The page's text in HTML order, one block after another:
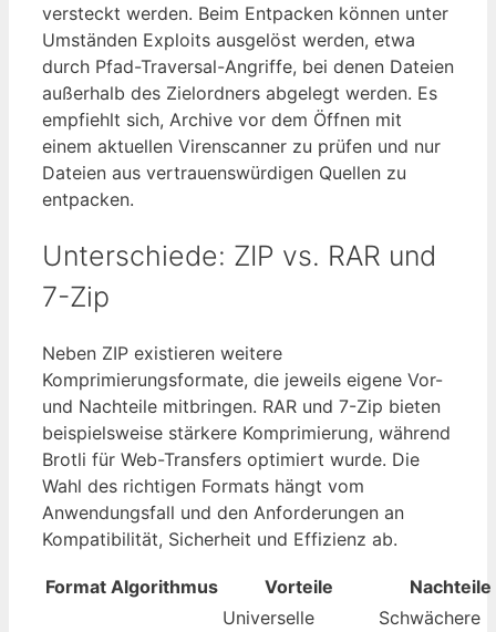
versteckt werden. Beim Entpacken können unter
Umständen Exploits ausgelöst werden, etwa
durch Pfad-Traversal-Angriffe, bei denen Dateien
außerhalb des Zielordners abgelegt werden. Es
empfiehlt sich, Archive vor dem Öffnen mit
einem aktuellen Virenscanner zu prüfen und nur
Dateien aus vertrauenswürdigen Quellen zu
entpacken.
Unterschiede: ZIP vs. RAR und
7-Zip
Neben ZIP existieren weitere
Komprimierungsformate, die jeweils eigene Vor-
und Nachteile mitbringen. RAR und 7-Zip bieten
beispielsweise stärkere Komprimierung, während
Brotli für Web-Transfers optimiert wurde. Die
Wahl des richtigen Formats hängt vom
Anwendungsfall und den Anforderungen an
Kompatibilität, Sicherheit und Effizienz ab.
Format Algorithmus Vorteile Nachteile
Universelle
Schwächere